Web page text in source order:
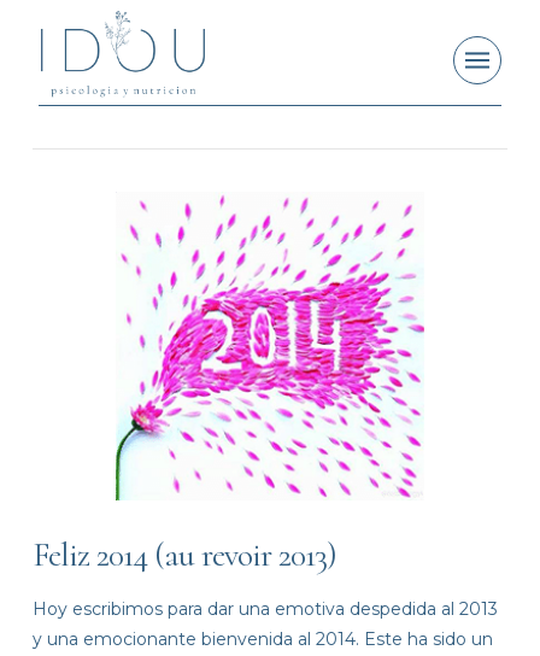
Feliz 2014 (au revoir 2013)
Hoy escribimos para dar una emotiva despedida al 2013
y una emocionante bienvenida al 2014. Este ha sido un